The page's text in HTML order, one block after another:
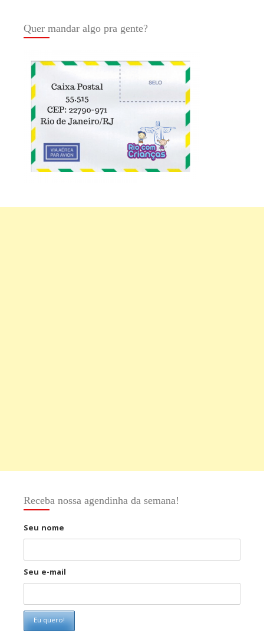
Quer mandar algo pra gente?
Receba nossa agendinha da semana!
Seu nome
Seu e-mail